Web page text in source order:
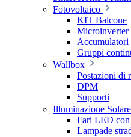
Fotovoltaico
KIT Balcone
Microinverter
Gruppi
Wallbox
Postazioni di
DPM
Supporti
Illuminazione Solare
Fari LED con
Lampade